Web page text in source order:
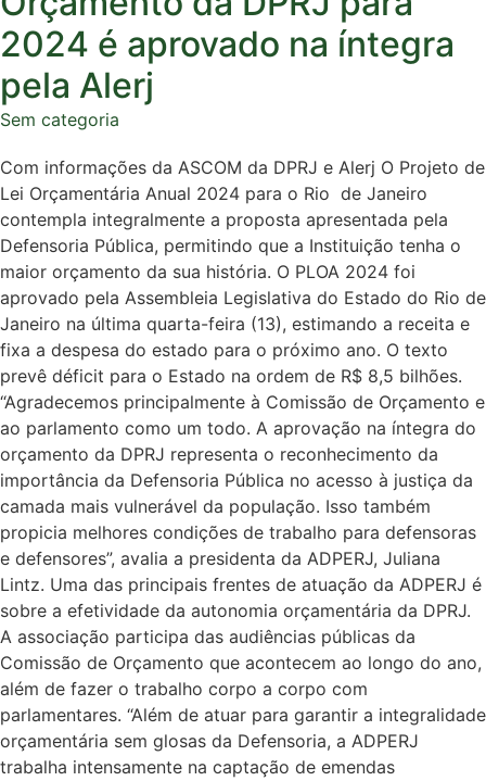
2024 é aprovado na íntegra
pela Alerj
Sem categoria
Com informações da ASCOM da DPRJ e Alerj O Projeto de
Lei Orçamentária Anual 2024 para o Rio de Janeiro
contempla integralmente a proposta apresentada pela
Defensoria Pública, permitindo que a Instituição tenha o
maior orçamento da sua história. O PLOA 2024 foi
aprovado pela Assembleia Legislativa do Estado do Rio de
Janeiro na última quarta-feira (13), estimando a receita e
fixa a despesa do estado para o próximo ano. O texto
prevê déficit para o Estado na ordem de R$ 8,5 bilhões.
“Agradecemos principalmente à Comissão de Orçamento e
ao parlamento como um todo. A aprovação na íntegra do
orçamento da DPRJ representa o reconhecimento da
importância da Defensoria Pública no acesso à justiça da
camada mais vulnerável da população. Isso também
propicia melhores condições de trabalho para defensoras
e defensores”, avalia a presidenta da ADPERJ, Juliana
Lintz. Uma das principais frentes de atuação da ADPERJ é
sobre a efetividade da autonomia orçamentária da DPRJ.
A associação participa das audiências públicas da
Comissão de Orçamento que acontecem ao longo do ano,
além de fazer o trabalho corpo a corpo com
parlamentares. “Além de atuar para garantir a integralidade
orçamentária sem glosas da Defensoria, a ADPERJ
trabalha intensamente na captação de emendas